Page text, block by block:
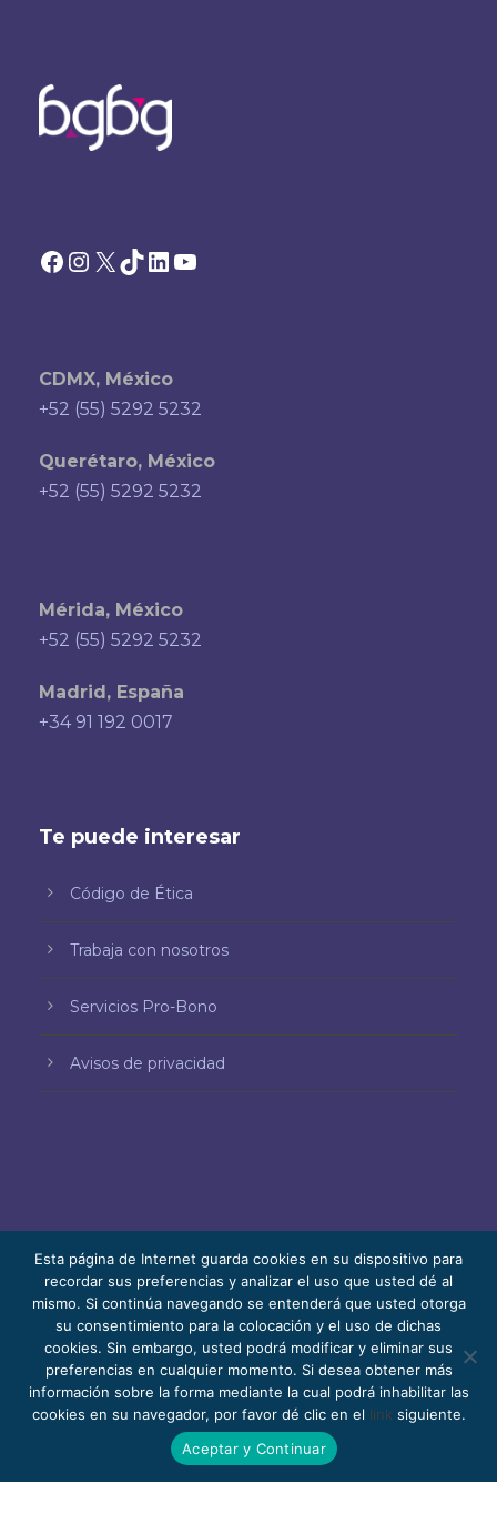
Facebook Instagram X TikTok LinkedIn YouTube
CDMX, México
+52 (55) 5292 5232
Querétaro, México
+52 (55) 5292 5232
Mérida, México
+52 (55) 5292 5232
Madrid, España
+34 91 192 0017
Te puede interesar
Código de Ética
Trabaja con nosotros
Servicios Pro-Bono
Avisos de privacidad
© 2026 Bello, Gallardo, Bonequi y García,
S.C.
Contenido traducido automáticamente. La
precisión puede variar según el idioma.
Pro Bono
Trabaja con nosotros Webmail
Esta página de Internet guarda cookies en su dispositivo para
recordar sus preferencias y analizar el uso que usted dé al
mismo. Si continúa navegando se entenderá que usted otorga
su consentimiento para la colocación y el uso de dichas
cookies. Sin embargo, usted podrá modificar y eliminar sus
preferencias en cualquier momento. Si desea obtener más
información sobre la forma mediante la cual podrá inhabilitar las
cookies en su navegador, por favor dé clic en el link siguiente.
Aceptar y Continuar